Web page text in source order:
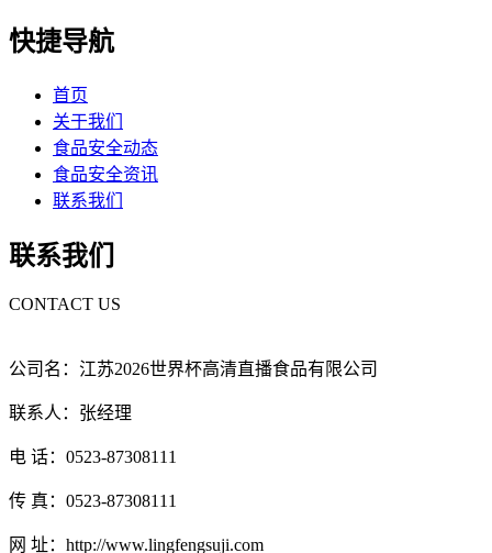
快捷导航
首页
关于我们
食品安全动态
食品安全资讯
联系我们
联系我们
CONTACT US
公司名：江苏2026世界杯高清直播食品有限公司
联系人：张经理
电 话：0523-87308111
传 真：0523-87308111
网 址：http://www.lingfengsuji.com